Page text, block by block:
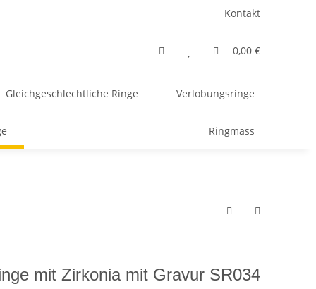
Kontakt
0,00 €
Gleichgeschlechtliche Ringe Verlobungsringe
Ringmass
mit Zirkonia mit Gravur SR034